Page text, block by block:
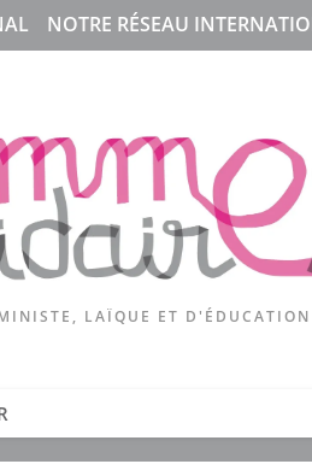
NOTRE RÉSEAU
LAÏQUE ET D'ÉDUCATION